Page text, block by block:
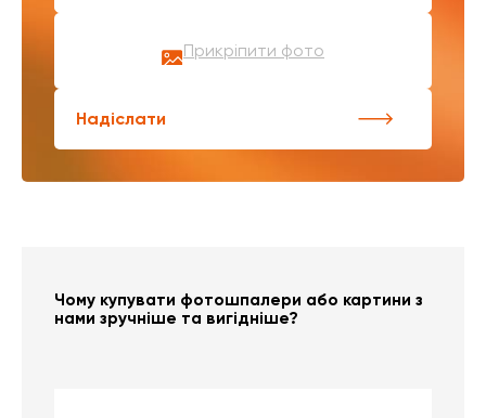
Прикріпити фото
Надіслати
Чому купувати фотошпалери або картини з
нами зручніше та вигідніше?